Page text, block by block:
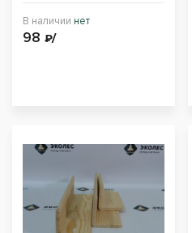
В наличии нет
98 ₽/